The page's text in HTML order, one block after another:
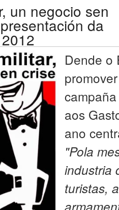
un negocio sen
da
Dende o
aos
ano
"Pola
industria
turistas,